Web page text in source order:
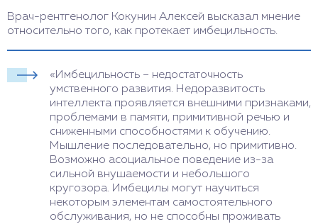
Врач-рентгенолог Кокунин Алексей высказал мнение
относительно того, как протекает имбецильность.
«Имбецильность – недостаточность
умственного развития. Недоразвитость
интеллекта проявляется внешними признаками,
проблемами в памяти, примитивной речью и
сниженными способностями к обучению.
Мышление последовательно, но примитивно.
Возможно асоциальное поведение из-за
сильной внушаемости и небольшого
кругозора. Имбецилы могут научиться
некоторым элементам самостоятельного
обслуживания, но не способны проживать